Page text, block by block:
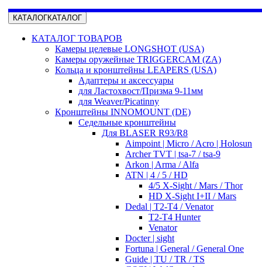
КАТАЛОГКАТАЛОГ
КАТАЛОГ ТОВАРОВ
Камеры целевые LONGSHOT (USA)
Камеры оружейные TRIGGERCAM (ZA)
Кольца и кронштейны LEAPERS (USA)
Адаптеры и аксессуары
для Ластохвост/Призма 9-11мм
для Weaver/Picatinny
Кронштейны INNOMOUNT (DE)
Седельные кронштейны
Для BLASER R93/R8
Aimpoint | Micro / Acro | Holosun
Archer TVT | tsa-7 / tsa-9
Arkon | Arma / Alfa
ATN | 4 / 5 / HD
4/5 X-Sight / Mars / Thor
HD X-Sight I+II / Mars
Dedal | T2-T4 / Venator
T2-T4 Hunter
Venator
Docter | sight
Fortuna | General / General One
Guide | TU / TR / TS